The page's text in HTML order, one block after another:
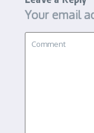
Your email